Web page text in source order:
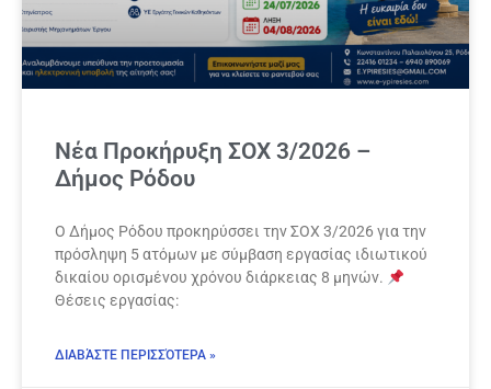
Νέα Προκήρυξη ΣΟΧ 3/2026 –
Δήμος Ρόδου
Ο Δήμος Ρόδου προκηρύσσει την ΣΟΧ 3/2026 για την
πρόσληψη 5 ατόμων με σύμβαση εργασίας ιδιωτικού
δικαίου ορισμένου χρόνου διάρκειας 8 μηνών.
Θέσεις εργασίας:
ΔΙΑΒΆΣΤΕ ΠΕΡΙΣΣΌΤΕΡΑ »